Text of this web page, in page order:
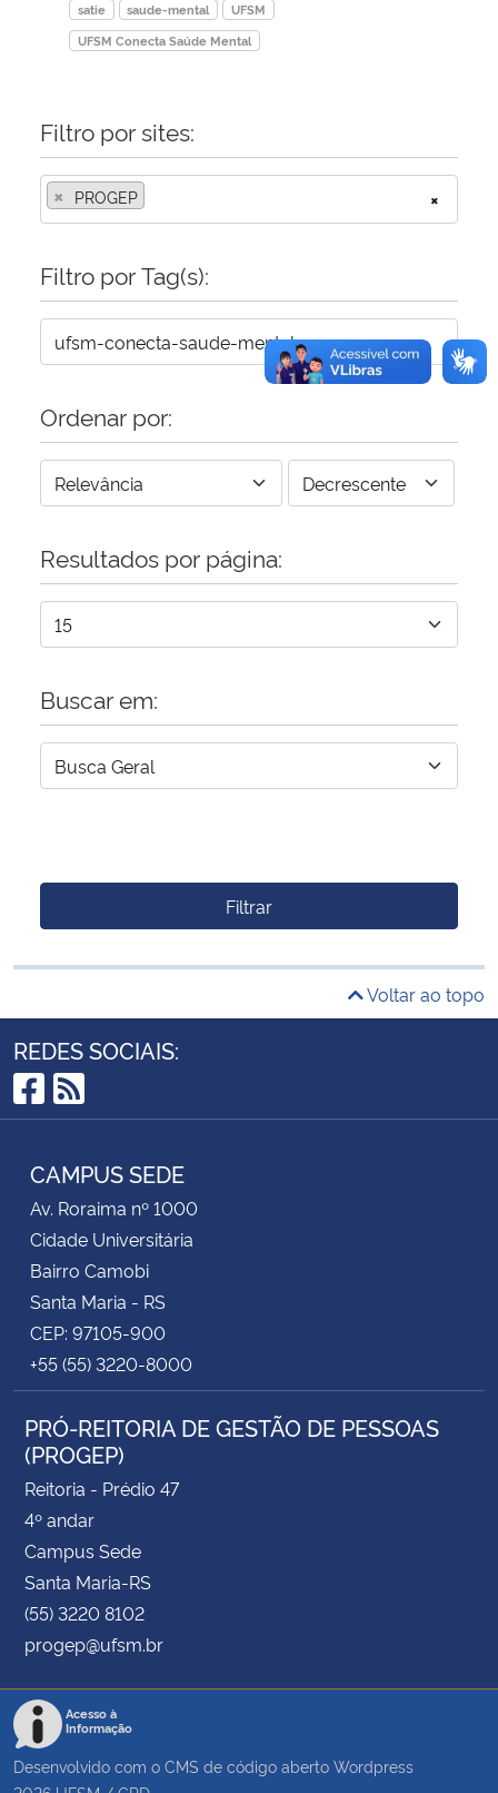
Advocacia-Geral da União
Planalto
satie
saude-mental
UFSM
UFSM Conecta Saúde Mental
Filtro por sites:
×
× PROGEP
Filtro por Tag(s):
Ordenar por:
Resultados por página:
Buscar em:
Filtrar
Voltar ao topo
REDES SOCIAIS:
Facebook
RSS
CAMPUS SEDE
Av. Roraima nº 1000
Cidade Universitária
Bairro Camobi
Santa Maria - RS
CEP: 97105-900
+55 (55) 3220-8000
PRÓ-REITORIA DE GESTÃO DE PESSOAS
(PROGEP)
Reitoria - Prédio 47
4º andar
Campus Sede
Santa Maria-RS
(55) 3220 8102
progep@ufsm.br
Acesso à
Informação
Desenvolvido com o CMS de código aberto Wordpress